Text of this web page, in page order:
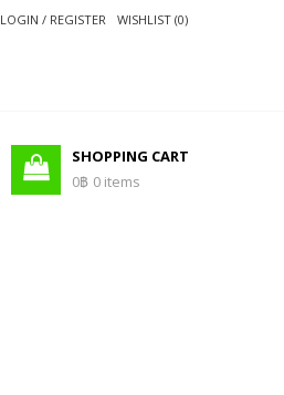
LOGIN / REGISTER WISHLIST (0)
SHOPPING CART
0฿ 0 items